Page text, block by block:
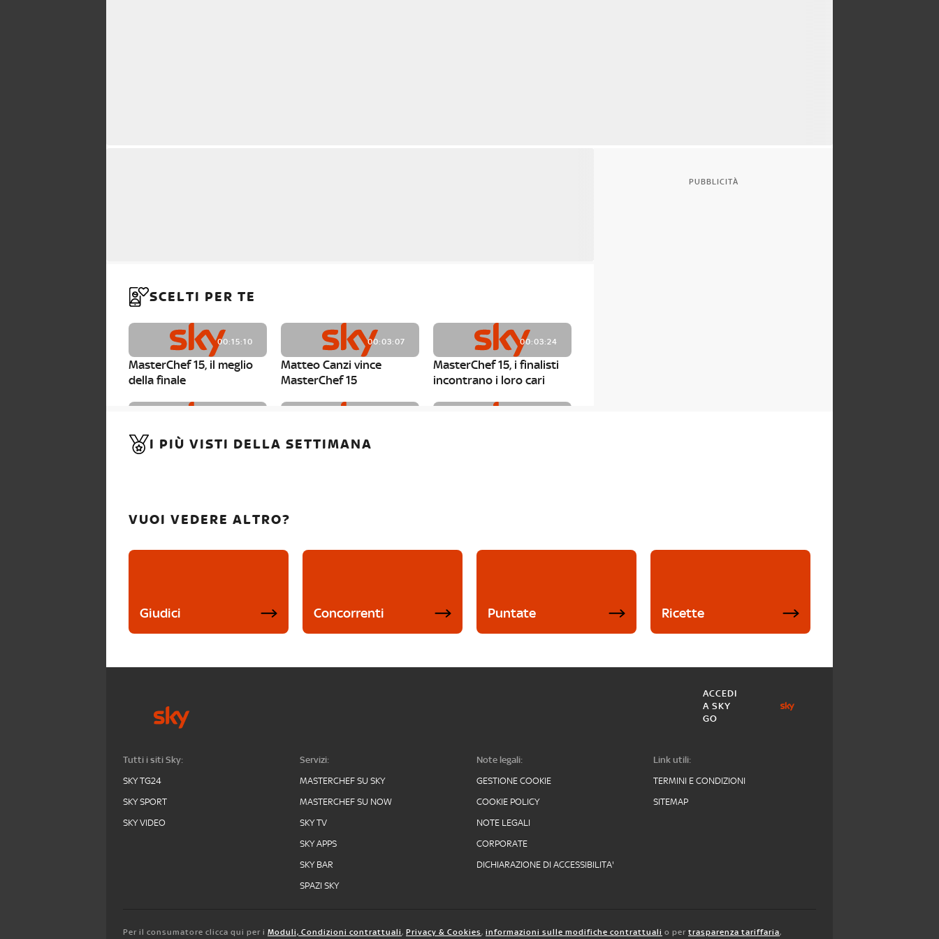
SCELTI PER TE
00:15:10
MasterChef 15, il meglio
della finale
00:03:07
Matteo Canzi vince
MasterChef 15
00:03:24
MasterChef 15, i finalisti
incontrano i loro cari
MasterChef 15, Carlotta è
MasterChef 15, Matteo
PUBBLICITÀ
I PIÙ VISTI DELLA SETTIMANA
VUOI VEDERE ALTRO?
Giudici Concorrenti Puntate Ricette
ACCEDI
A SKY
GO
Tutti i siti Sky:
SKY TG24
SKY SPORT
SKY VIDEO
Servizi:
MASTERCHEF SU SKY
MASTERCHEF SU NOW
SKY TV
SKY APPS
SKY BAR
SPAZI SKY
Note legali:
GESTIONE COOKIE
COOKIE POLICY
NOTE LEGALI
CORPORATE
DICHIARAZIONE DI ACCESSIBILITA'
Link utili:
TERMINI E CONDIZIONI
SITEMAP
Per il consumatore clicca qui per i Moduli, Condizioni contrattuali, Privacy & Cookies, informazioni sulle modifiche contrattuali o per trasparenza tariffaria,